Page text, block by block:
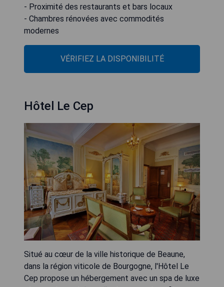
- Proximité des restaurants et bars locaux
- Chambres rénovées avec commodités
modernes
VÉRIFIEZ LA DISPONIBILITÉ
Hôtel Le Cep
Situé au cœur de la ville historique de Beaune,
dans la région viticole de Bourgogne, l'Hôtel Le
Cep propose un hébergement avec un spa de luxe